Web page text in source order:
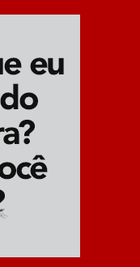
para nivelar o
informações
fatos. O projeto foi
há dois anos
desse processo
lo. A gente
embasamento
ao detalhar planos
pública